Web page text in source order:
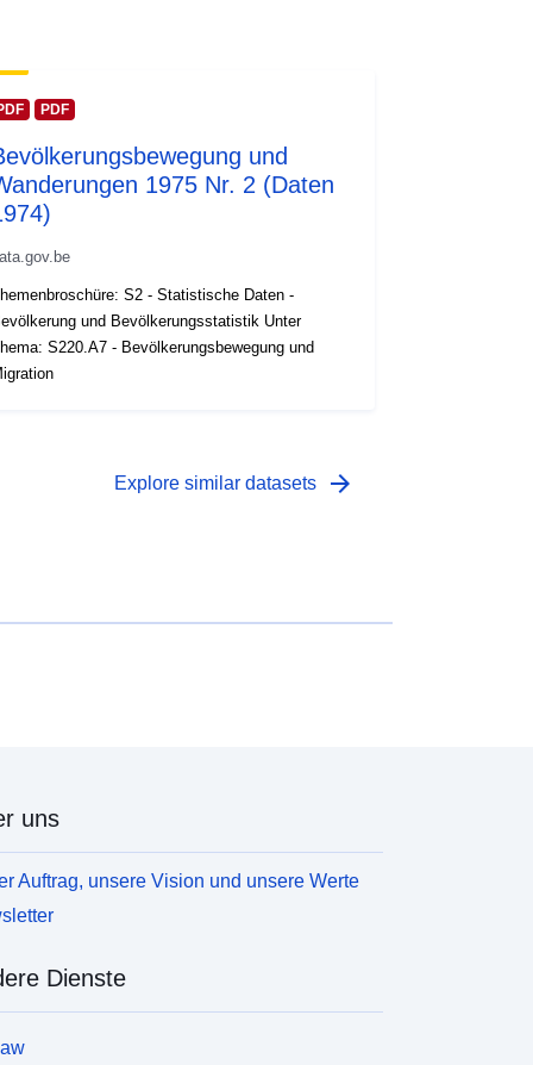
PDF
und
1975 Nr. 2 (Daten
S2 - Statistische Daten -
und Bevölkerungsstatistik Unter
S220.A7 - Bevölkerungsbewegung und
Explore similar datasets arrow_forward
uns
Auftrag, unsere Vision und unsere Werte
Dienste